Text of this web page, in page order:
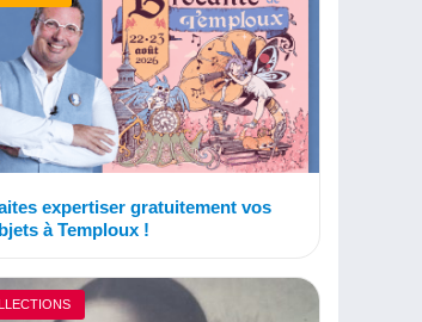
expertiser gratuitement vos
à Temploux !